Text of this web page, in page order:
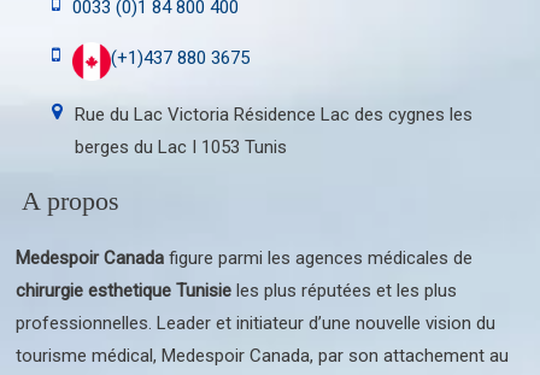
0033 (0)1 84 800 400
(+1)437 880 3675
Rue du Lac Victoria Résidence Lac des cygnes les
berges du Lac I 1053 Tunis
A propos
Medespoir Canada figure parmi les agences médicales de
chirurgie esthetique Tunisie les plus réputées et les plus
professionnelles. Leader et initiateur d’une nouvelle vision du
tourisme médical, Medespoir Canada, par son attachement au